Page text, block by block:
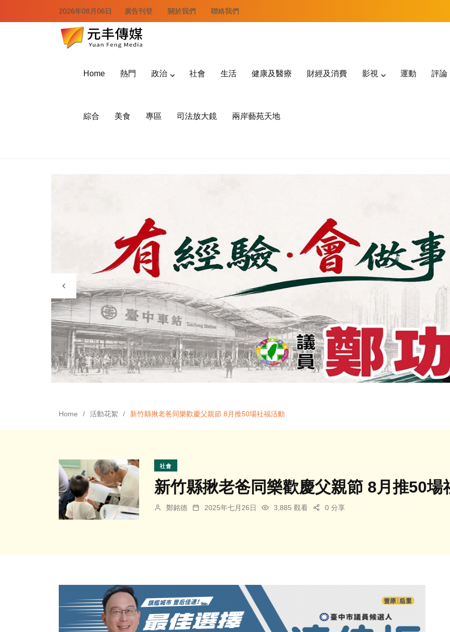
2026年08月06日 廣告刊登 關於我們 聯絡我們
Home 熱門 政治 社會 生活 健康及醫療 財經及消費 影視 運動 評論
綜合 美食 專區 司法放大鏡 兩岸藝苑天地
Home 活動花絮 新竹縣揪老爸同樂歡慶父親節 8月推50場社福活動
社會
新竹縣揪老爸同樂歡慶父親節 8月推50場
鄭銘德 2025年七月26日 3,885 觀看 0 分享